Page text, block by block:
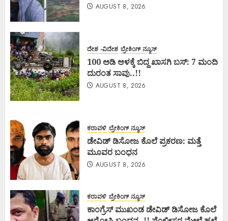
AUGUST 8, 2026
ದೇಶ -ವಿದೇಶ ಬ್ರೇಕಿಂಗ್ ನ್ಯೂಸ್
100 ಅಡಿ ಆಳಕ್ಕೆ ಬಿದ್ದ ಖಾಸಗಿ ಬಸ್: 7 ಮಂದಿ
ದುರಂತ ಸಾವು..!!
AUGUST 8, 2026
ಕರಾವಳಿ ಬ್ರೇಕಿಂಗ್ ನ್ಯೂಸ್
ಡೇವಿಡ್ ಡಿಸೋಜ ಕೊಲೆ ಪ್ರಕರಣ: ಮತ್ತೆ
ಮೂವರ ಬಂಧನ
AUGUST 8, 2026
ಕರಾವಳಿ ಬ್ರೇಕಿಂಗ್ ನ್ಯೂಸ್
ಕಾಂಗ್ರೆಸ್ ಮುಖಂಡ ಡೇವಿಡ್ ಡಿಸೋಜ ಕೊಲೆ